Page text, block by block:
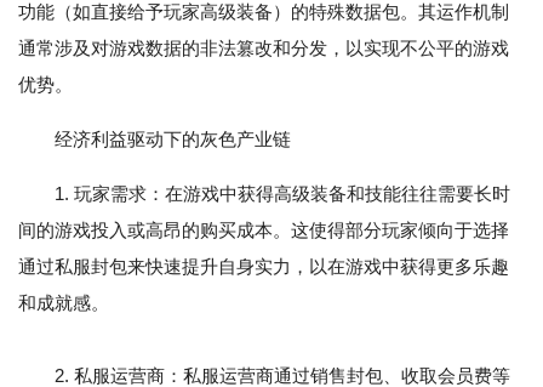
功能（如直接给予玩家高级装备）的特殊数据包。其运作机制
通常涉及对游戏数据的非法篡改和分发，以实现不公平的游戏
优势。
经济利益驱动下的灰色产业链
1. 玩家需求：在游戏中获得高级装备和技能往往需要长时
间的游戏投入或高昂的购买成本。这使得部分玩家倾向于选择
通过私服封包来快速提升自身实力，以在游戏中获得更多乐趣
和成就感。
2. 私服运营商：私服运营商通过销售封包、收取会员费等